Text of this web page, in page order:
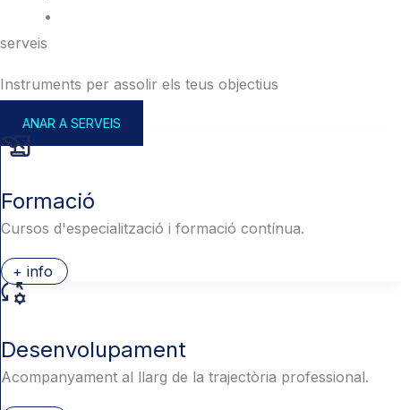
serveis
Instruments per assolir els teus objectius
ANAR A SERVEIS
Formació
Cursos d'especialització i formació contínua.
+ info
Desenvolupament
Acompanyament al llarg de la trajectòria professional.